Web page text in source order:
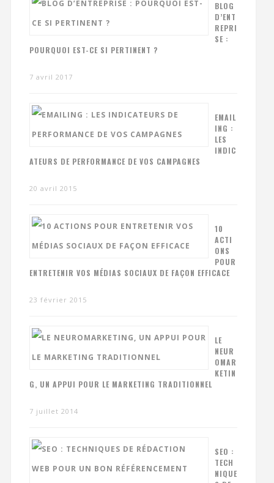
BLOG
D’ENT
REPRI
SE :
POURQUOI EST-CE SI PERTINENT ?
7 avril 2017
EMAIL
ING :
LES
INDIC
ATEURS DE PERFORMANCE DE VOS CAMPAGNES
20 avril 2015
10
ACTI
ONS
POUR
ENTRETENIR VOS MÉDIAS SOCIAUX DE FAÇON EFFICACE
23 février 2015
LE
NEUR
OMAR
KETIN
G, UN APPUI POUR LE MARKETING TRADITIONNEL
7 juillet 2014
SEO :
TECH
NIQUE